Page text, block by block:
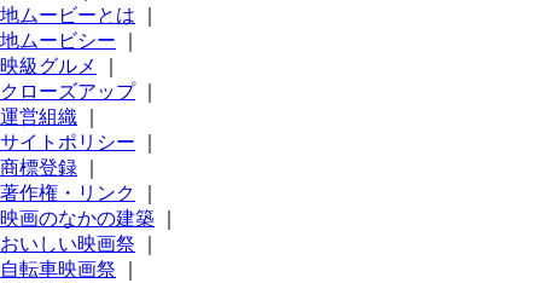
地ムービーとは
地ムービシー
映級グルメ
クローズアップ｜
運営組織
サイトポリシー
商標登録
著作権・リンク
映画のなかの建築
おいしい映画祭
自転車映画祭